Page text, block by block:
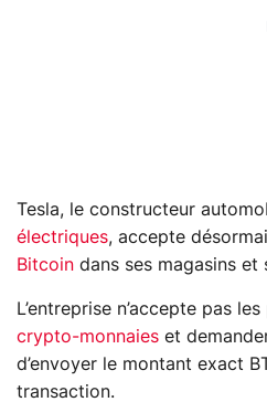
Tesla, le constructeur
électriques, accepte
Bitcoin dans ses magasins et
L’entreprise n’accepte pas
crypto-monnaies et
d’envoyer le montant exact
transaction.